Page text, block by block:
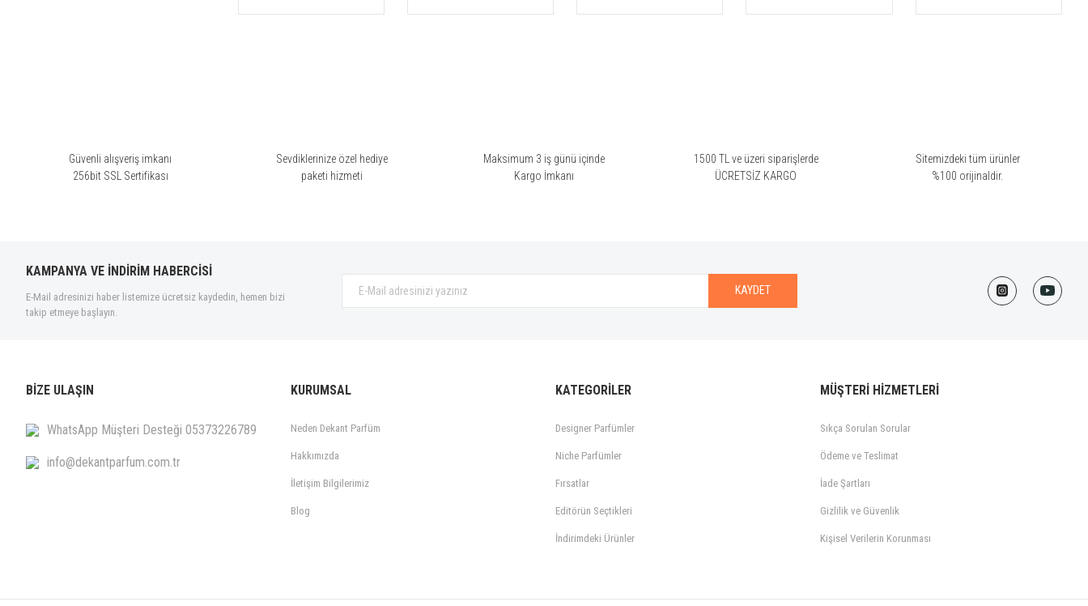
Güvenli alışveriş imkanı
256bit SSL Sertifikası
Sevdiklerinize özel hediye
paketi hizmeti
Maksimum 3 iş günü içinde
Kargo İmkanı
1500 TL ve üzeri siparişlerde
ÜCRETSİZ KARGO
Sitemizdeki tüm ürünler
%100 orijinaldir.
KAMPANYA VE İNDİRİM HABERCİSİ
E-Mail adresinizi haber listemize ücretsiz kaydedin, hemen bizi
takip etmeye başlayın.
KAYDET
BİZE ULAŞIN
WhatsApp Müşteri Desteği 05373226789
info@dekantparfum.com.tr
KURUMSAL
Neden Dekant Parfüm
Hakkımızda
İletişim Bilgilerimiz
Blog
KATEGORİLER
Designer Parfümler
Niche Parfümler
Fırsatlar
Editörün Seçtikleri
İndirimdeki Ürünler
MÜŞTERİ HİZMETLERİ
Sıkça Sorulan Sorular
Ödeme ve Teslimat
İade Şartları
Gizlilik ve Güvenlik
Kişisel Verilerin Korunması